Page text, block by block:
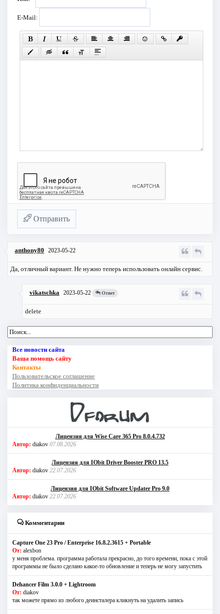
E-Mail:
Отправить
anthony80 2023-05-22
Да, отличный вариант. Не нужно теперь использовать онлайн сервис.
vikatschka 2023-05-22 Ответ
delete
Все новости сайта
Ваша помощь сайту
Контакты
Пользовательское соглашение
Политика конфиденциальности
Лицензия для Wise Care 365 Pro 8.0.4.732
Автор: diakov 07.08.2026
Лицензия для IObit Driver Booster PRO 13.5
Автор: diakov 22.07.2026
Лицензия для IObit Software Updater Pro 9.0
Автор: diakov 22.07.2026
Комментарии
Capture One 23 Pro / Enterprise 16.8.2.3615 + Portable
От: alexbon
у меня проблема. программа работала прекрасно, до того времени, пока с этой
программы не было сделано какое-то обновление и теперь не могу запустить
Dehancer Film 3.0.0 + Lightroom
От: diakov
так можете прямо из любого деинсталера кликнуть на удалить запись